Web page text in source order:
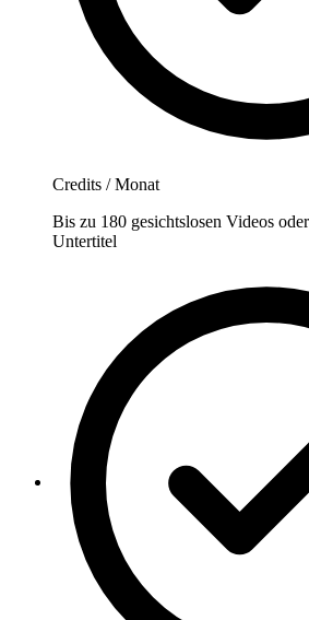
Credits / Monat
Bis zu 180 gesichtslosen Videos
Untertitel